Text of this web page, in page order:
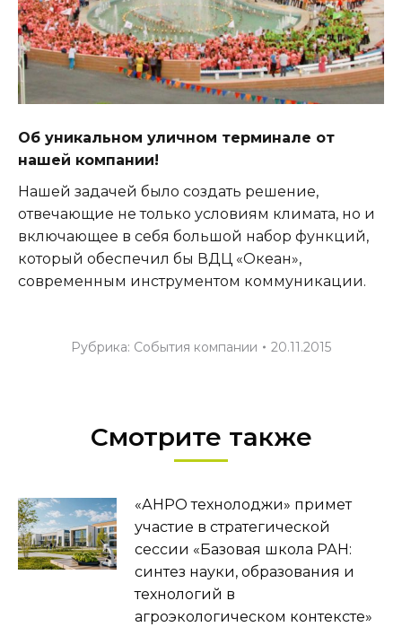
Об уникальном уличном терминале от
нашей компании!
Нашей задачей было создать решение,
отвечающие не только условиям климата, но и
включающее в себя большой набор функций,
который обеспечил бы ВДЦ «Океан»,
современным инструментом коммуникации.
Рубрика: События компании 20.11.2015
Смотрите также
«АНРО технолоджи» примет
участие в стратегической
сессии «Базовая школа РАН:
синтез науки, образования и
технологий в
агроэкологическом контексте»